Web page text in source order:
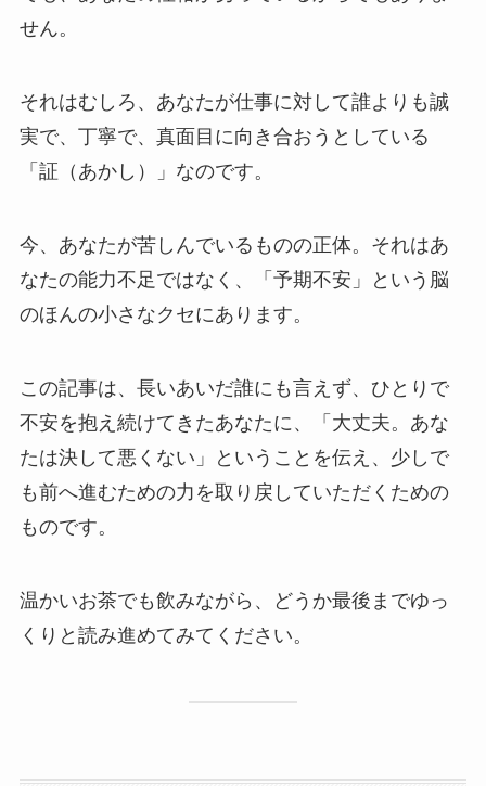
せん。
それはむしろ、あなたが仕事に対して誰よりも誠
実で、丁寧で、真面目に向き合おうとしている
「証（あかし）」なのです。
今、あなたが苦しんでいるものの正体。それはあ
なたの能力不足ではなく、「予期不安」という脳
のほんの小さなクセにあります。
この記事は、長いあいだ誰にも言えず、ひとりで
不安を抱え続けてきたあなたに、「大丈夫。あな
たは決して悪くない」ということを伝え、少しで
も前へ進むための力を取り戻していただくための
ものです。
温かいお茶でも飲みながら、どうか最後までゆっ
くりと読み進めてみてください。